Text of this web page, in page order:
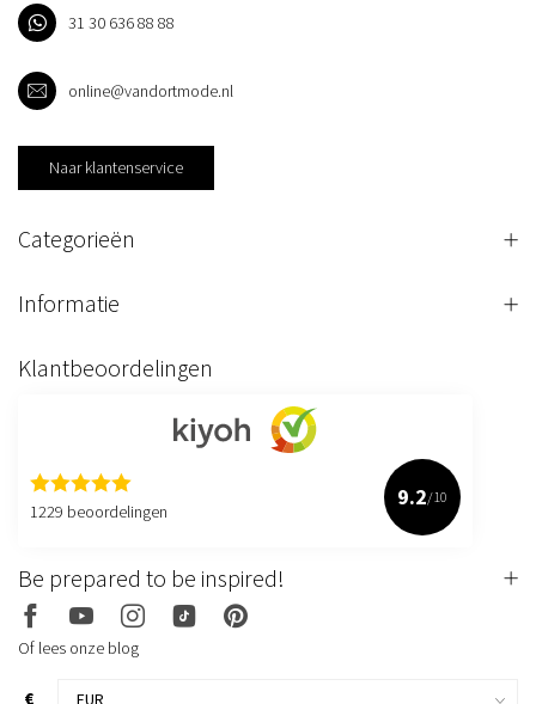
31 30 636 88 88
online@vandortmode.nl
Naar klantenservice
Categorieën
Informatie
Klantbeoordelingen
1229 beoordelingen
9.2/10
Be prepared to be inspired!
Of lees onze blog
€